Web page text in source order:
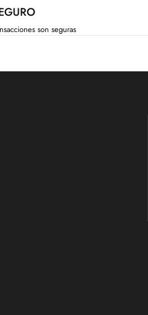
son seguras